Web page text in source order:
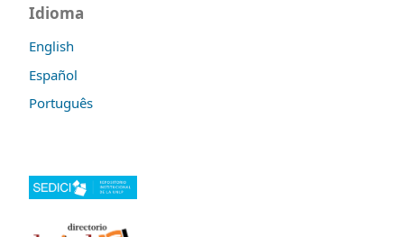
Idioma
English
Español
Português